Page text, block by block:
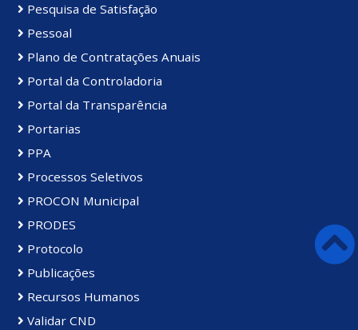
Pesquisa de Satisfação
Pessoal
Plano de Contratações Anuais
Portal da Controladoria
Portal da Transparência
Portarias
PPA
Processos Seletivos
PROCON Municipal
PRODES
Protocolo
Publicações
Recursos Humanos
Validar CND